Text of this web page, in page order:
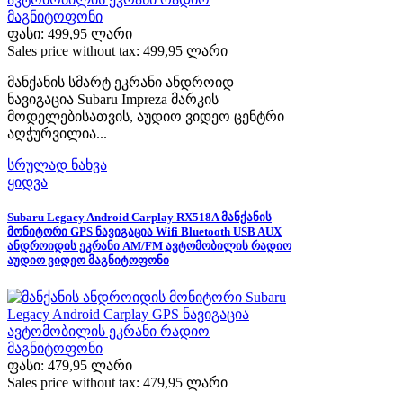
ფასი: 499,95 ლარი
Sales price without tax: 499,95 ლარი
მანქანის სმარტ ეკრანი ანდროიდ
ნავიგაცია Subaru Impreza მარკის
მოდელებისათვის, აუდიო ვიდეო ცენტრი
აღჭურვილია...
სრულად ნახვა
ყიდვა
Subaru Legacy Android Carplay RX518A მანქანის
მონიტორი GPS ნავიგაცია Wifi Bluetooth USB AUX
ანდროიდის ეკრანი AM/FM ავტომობილის რადიო
აუდიო ვიდეო მაგნიტოფონი
ფასი: 479,95 ლარი
Sales price without tax: 479,95 ლარი